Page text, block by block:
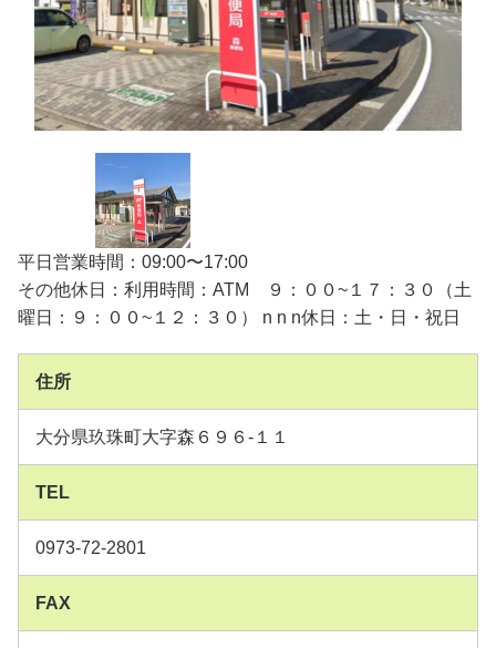
平日営業時間：09:00〜17:00
その他休日：利用時間：ATM ９：００~１７：３０（土
曜日：９：００~１２：３０） n n n休日：土・日・祝日
住所
大分県玖珠町大字森６９６-１１
TEL
0973-72-2801
FAX